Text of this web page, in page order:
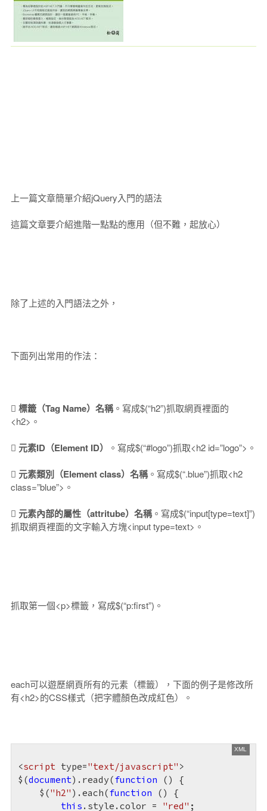
上一篇文章簡單介紹jQuery入門的語法
這篇文章要介紹進階一點點的應用（但不難，起放心）
除了上述的入門語法之外，
下面列出常用的作法：
 標籤（Tag Name）名稱。寫成$(“h2”)抓取網頁裡面的
<h2>。
 元素ID（Element ID） 。寫成$(“#logo”)抓取<h2 id=”logo”>。
 元素類別（Element class）名稱。寫成$(“.blue”)抓取<h2
class=”blue”>。
 元素內部的屬性（attritube）名稱。寫成$(“input[type=text]”)
抓取網頁裡面的文字輸入方塊<input type=text>。
抓取第一個<p>標籤，寫成$(“p:first”)。
each可以遊歷網頁所有的元素（標籤），下面的例子是修改所
有<h2>的CSS樣式（把字體顏色改成紅色）。
<script type="text/javascript" >
$(document).ready(function ( ) {
    $(
"h2" ).each(function ( ) {
this .style.color = "red" ;